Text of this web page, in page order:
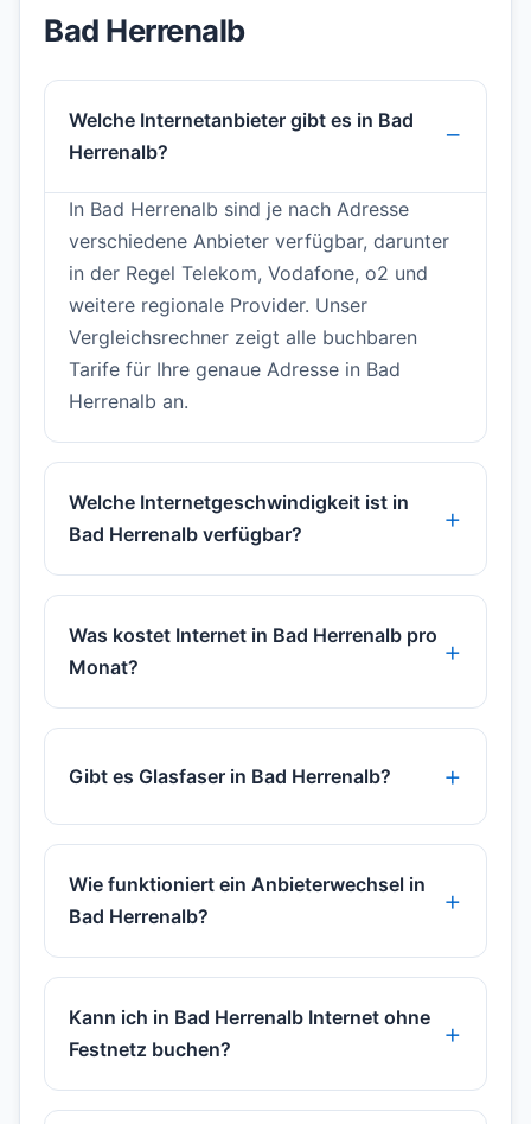
Bad Herrenalb
Welche Internetanbieter gibt es in Bad
Herrenalb?
In Bad Herrenalb sind je nach Adresse
verschiedene Anbieter verfügbar, darunter
in der Regel Telekom, Vodafone, o2 und
weitere regionale Provider. Unser
Vergleichsrechner zeigt alle buchbaren
Tarife für Ihre genaue Adresse in Bad
Herrenalb an.
Welche Internetgeschwindigkeit ist in
Bad Herrenalb verfügbar?
Was kostet Internet in Bad Herrenalb pro
Monat?
Gibt es Glasfaser in Bad Herrenalb?
Wie funktioniert ein Anbieterwechsel in
Bad Herrenalb?
Kann ich in Bad Herrenalb Internet ohne
Festnetz buchen?